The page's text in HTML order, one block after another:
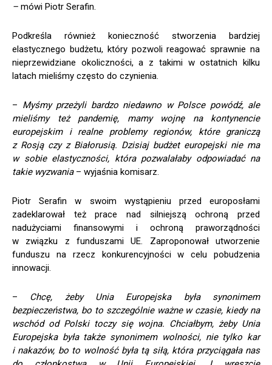
– mówi Piotr Serafin.
Podkreśla również konieczność stworzenia bardziej
elastycznego budżetu, który pozwoli reagować sprawnie na
nieprzewidziane okoliczności, a z takimi w ostatnich kilku
latach mieliśmy często do czynienia.
– Myśmy przeżyli bardzo niedawno w Polsce powódź, ale
mieliśmy też pandemię, mamy wojnę na kontynencie
europejskim i realne problemy regionów, które graniczą
z Rosją czy z Białorusią. Dzisiaj budżet europejski nie ma
w sobie elastyczności, która pozwalałaby odpowiadać na
takie wyzwania – wyjaśnia komisarz.
Piotr Serafin w swoim wystąpieniu przed europosłami
zadeklarował też prace nad silniejszą ochroną przed
nadużyciami finansowymi i ochroną praworządności
w związku z funduszami UE. Zaproponował utworzenie
funduszu na rzecz konkurencyjności w celu pobudzenia
innowacji.
– Chcę, żeby Unia Europejska była synonimem
bezpieczeństwa, bo to szczególnie ważne w czasie, kiedy na
wschód od Polski toczy się wojna. Chciałbym, żeby Unia
Europejska była także synonimem wolności, nie tylko kar
i nakazów, bo to wolność była tą siłą, która przyciągała nas